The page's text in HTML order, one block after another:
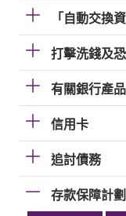
「自動交換
打擊洗錢及
有關銀行產
信用卡
追討債務
存款保障計劃